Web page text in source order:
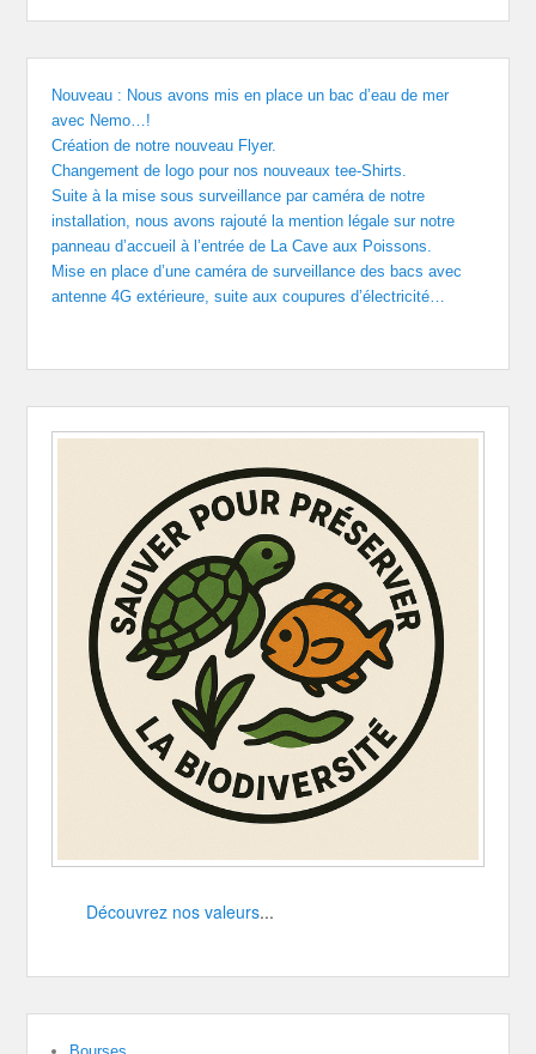
Nouveau : Nous avons mis en place un bac d’eau de mer
avec Nemo…!
Création de notre nouveau Flyer.
Changement de logo pour nos nouveaux tee-Shirts.
Suite à la mise sous surveillance par caméra de notre
installation, nous avons rajouté la mention légale sur notre
panneau d’accueil à l’entrée de La Cave aux Poissons.
Mise en place d’une caméra de surveillance des bacs avec
antenne 4G extérieure, suite aux coupures d’électricité…
Découvrez nos valeurs...